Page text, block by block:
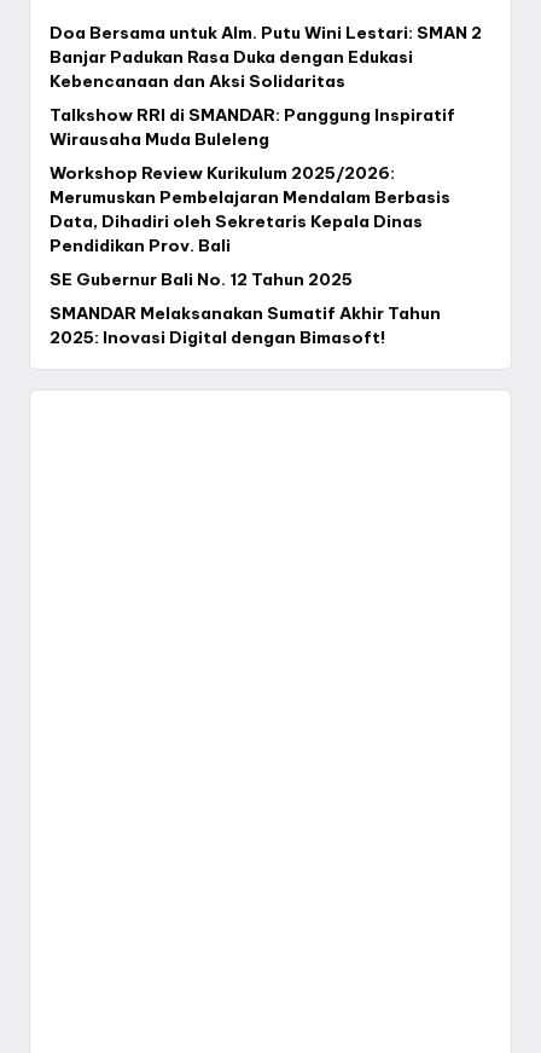
Doa Bersama untuk Alm. Putu Wini Lestari: SMAN 2
Banjar Padukan Rasa Duka dengan Edukasi
Kebencanaan dan Aksi Solidaritas
Talkshow RRI di SMANDAR: Panggung Inspiratif
Wirausaha Muda Buleleng
Workshop Review Kurikulum 2025/2026:
Merumuskan Pembelajaran Mendalam Berbasis
Data, Dihadiri oleh Sekretaris Kepala Dinas
Pendidikan Prov. Bali
SE Gubernur Bali No. 12 Tahun 2025
SMANDAR Melaksanakan Sumatif Akhir Tahun
2025: Inovasi Digital dengan Bimasoft!